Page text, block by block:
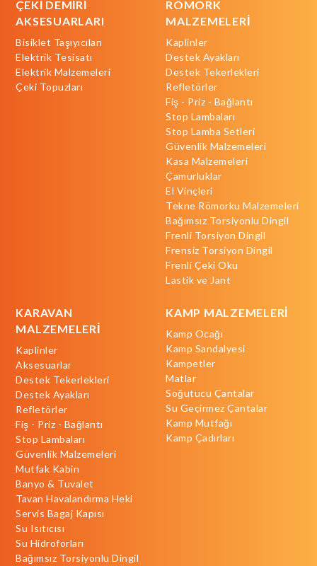
ÇEKİ DEMİRİ
AKSESUARLARI
Bisiklet Taşıyıcıları
Elektrik Tesisatı
Elektrik Malzemeleri
Çeki Topuzları
RÖMORK
MALZEMELERİ
Kaplinler
Destek Ayakları
Destek Tekerlekleri
Refletörler
Fiş - Priz - Bağlantı
Stop Lambaları
Stop Lamba Setleri
Güvenlik Malzemeleri
Kasa Malzemeleri
Çamurluklar
El Vinçleri
Tekne Römorku Malzemeleri
Bağımsız Torsiyonlu Dingil
Frenli Torsiyon Dingil
Frensiz Torsiyon Dingil
Frenli Çeki Oku
Lastik ve Jant
KARAVAN
MALZEMELERİ
Kaplinler
Aksesuarlar
Destek Tekerlekleri
Destek Ayakları
Refletörler
Fiş - Priz - Bağlantı
Stop Lambaları
Güvenlik Malzemeleri
Mutfak Kabin
Banyo & Tuvalet
Tavan Havalandırma Heki
Servis Bagaj Kapısı
Su Isıtıcısı
Su Hidroforları
Bağımsız Torsiyonlu Dingil
KAMP MALZEMELERİ
Kamp Ocağı
Kamp Sandalyesi
Kampetler
Matlar
Soğutucu Çantalar
Su Geçirmez Çantalar
Kamp Mutfağı
Kamp Çadırları